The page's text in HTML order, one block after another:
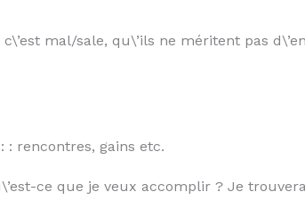
mal/sale, qu\’ils ne méritent pas
: rencontres, gains etc.
ce que je veux accomplir ? Je